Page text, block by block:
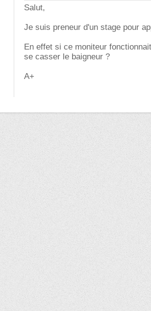
Salut,
Je suis preneur d'un stage pour
En effet si ce moniteur
se casser le baigneur ?
A+